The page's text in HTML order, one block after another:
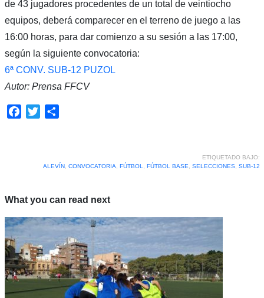
de 43 jugadores procedentes de un total de veintiocho
equipos, deberá comparecer en el terreno de juego a las
16:00 horas, para dar comienzo a su sesión a las 17:00,
según la siguiente convocatoria:
6ª CONV. SUB-12 PUZOL
Autor: Prensa FFCV
Facebook
Twitter
ETIQUETADO BAJO:
ALEVÍN, CONVOCATORIA FÚTBOL FÚTBOL BASE SELECCIONES, SUB-12
What you can read next